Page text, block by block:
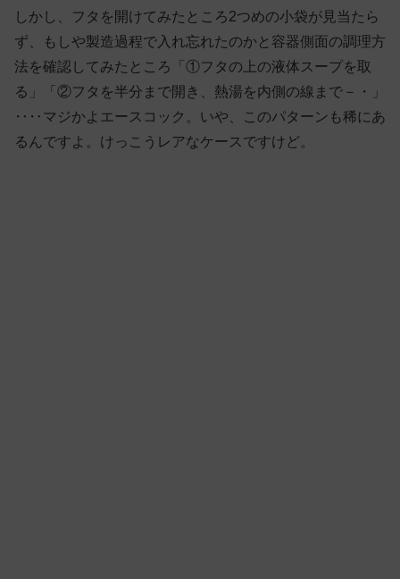
しかし、フタを開けてみたところ2つめの小袋が見当たら
ず、もしや製造過程で入れ忘れたのかと容器側面の調理方
法を確認してみたところ「①フタの上の液体スープを取
る」「②フタを半分まで開き、熱湯を内側の線まで－・」
‥‥マジかよエースコック。いや、このパターンも稀にあ
るんですよ。けっこうレアなケースですけど。